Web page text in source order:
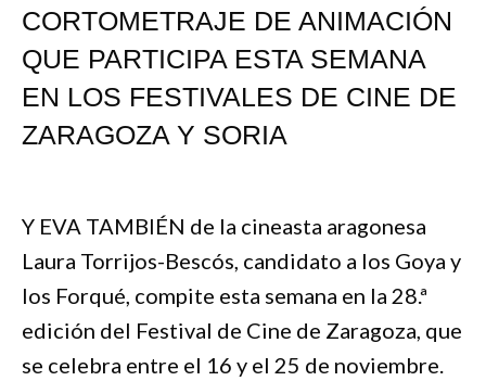
CORTOMETRAJE DE ANIMACIÓN
QUE PARTICIPA ESTA SEMANA
EN LOS FESTIVALES DE CINE DE
ZARAGOZA Y SORIA
Y EVA TAMBIÉN de la cineasta aragonesa
Laura Torrijos-Bescós, candidato a los Goya y
los Forqué, compite esta semana en la 28.ª
edición del Festival de Cine de Zaragoza, que
se celebra entre el 16 y el 25 de noviembre.